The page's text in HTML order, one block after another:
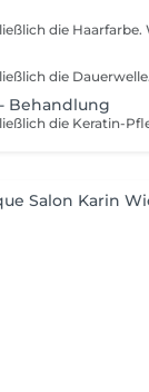
Behandlung